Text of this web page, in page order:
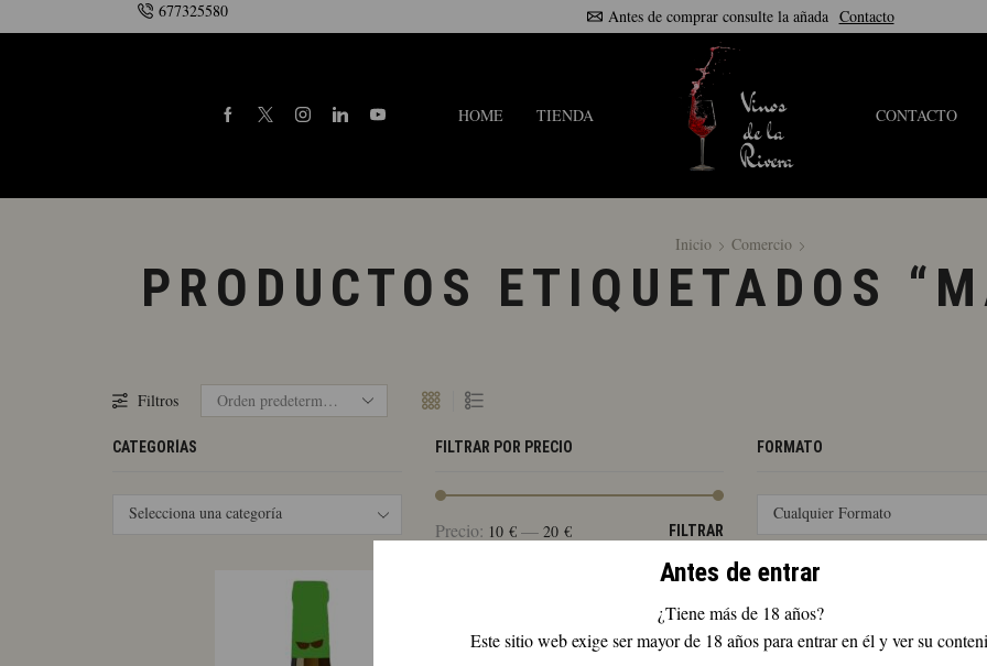
Antes de entrar
¿Tiene más de 18 años?
Este sitio web exige ser mayor de 18 años para entrar en él y ver su
677325580
Contacto Antes de comprar consulte la añada Contacto
HOME TIENDA CONTACTO
Inicio Comercio
PRODUCTOS ETIQUETADOS
Filtros
CATEGORÍAS
Selecciona una categoría
FILTRAR POR PRECIO
Precio
Precio
FILTRAR
Precio: 10 €— 20 €
FORMATO
Cualquier Formato